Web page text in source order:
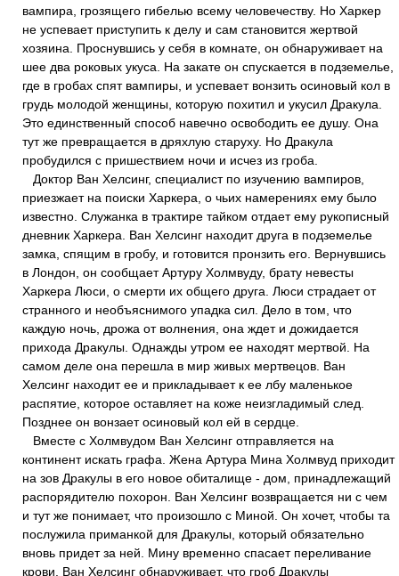
вампира, грозящего гибелью всему человечеству. Но Харкер
не успевает приступить к делу и сам становится жертвой
хозяина. Проснувшись у себя в комнате, он обнаруживает на
шее два роковых укуса. На закате он спускается в подземелье,
где в гробах спят вампиры, и успевает вонзить осиновый кол в
грудь молодой женщины, которую похитил и укусил Дракула.
Это единственный способ навечно освободить ее душу. Она
тут же превращается в дряхлую старуху. Но Дракула
пробудился с пришествием ночи и исчез из гроба.
Доктор Ван Хелсинг, специалист по изучению вампиров,
приезжает на поиски Харкера, о чьих намерениях ему было
известно. Служанка в трактире тайком отдает ему рукописный
дневник Харкера. Ван Хелсинг находит друга в подземелье
замка, спящим в гробу, и готовится пронзить его. Вернувшись
в Лондон, он сообщает Артуру Холмвуду, брату невесты
Харкера Люси, о смерти их общего друга. Люси страдает от
странного и необъяснимого упадка сил. Дело в том, что
каждую ночь, дрожа от волнения, она ждет и дожидается
прихода Дракулы. Однажды утром ее находят мертвой. На
самом деле она перешла в мир живых мертвецов. Ван
Хелсинг находит ее и прикладывает к ее лбу маленькое
распятие, которое оставляет на коже неизгладимый след.
Позднее он вонзает осиновый кол ей в сердце.
Вместе с Холмвудом Ван Хелсинг отправляется на
континент искать графа. Жена Артура Мина Холмвуд приходит
на зов Дракулы в его новое обиталище - дом, принадлежащий
распорядителю похорон. Ван Хелсинг возвращается ни с чем
и тут же понимает, что произошло с Миной. Он хочет, чтобы та
послужила приманкой для Дракулы, который обязательно
вновь придет за ней. Мину временно спасает переливание
крови. Ван Хелсинг обнаруживает, что гроб Дракулы